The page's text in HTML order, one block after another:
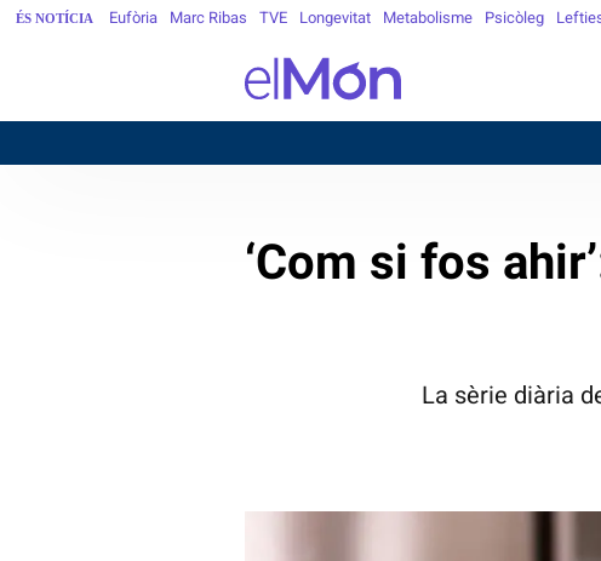
ÉS NOTÍCIA Eufòria Marc Ribas TVE Longevitat Metabolisme Psicòleg
‘Com si fos
La sèrie diària